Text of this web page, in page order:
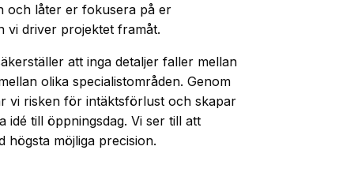
och låter er fokusera på er
vi driver projektet framåt.
att inga detaljer faller mellan
olika specialistområden. Genom
vi risken för intäktsförlust och skapar
idé till öppningsdag. Vi ser till att
högsta möjliga precision.